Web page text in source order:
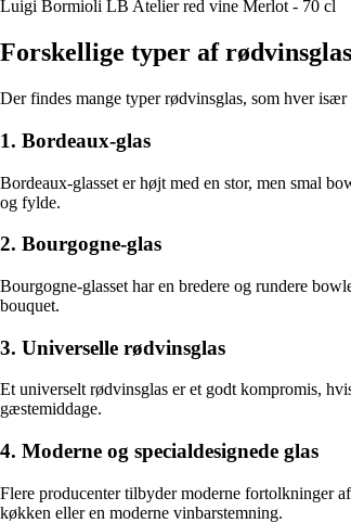
Luigi Bormioli LB Atelier red vine Merlot - 70 cl
Forskellige typer af rødvinsglas
Der findes mange typer rødvinsglas, som hver
1. Bordeaux-glas
Bordeaux-glasset er højt med en stor, men smal
og fylde.
2. Bourgogne-glas
Bourgogne-glasset har en bredere og rundere
bouquet.
3. Universelle rødvinsglas
Et universelt rødvinsglas er et godt kompromis,
gæstemiddage.
4. Moderne og specialdesignede glas
Flere producenter tilbyder moderne fortolkninger
køkken eller en moderne vinbarstemning.